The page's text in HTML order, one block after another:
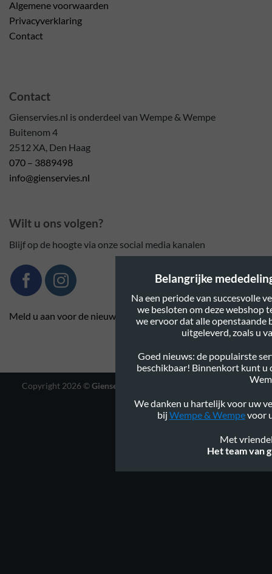
Algemene voorwaarden
Privacyverklaring
Contact
Contact
Gienservies.nl is onderdeel van Wempe & Wempe
Buitenom 4
2512 XA, Den Haag
070 – 3889498
info@gienservies.nl
Wilt u ons volgen?
Blijf op de hoogte via onze social media kanalen
Meld u aan voor de nieuwsbrief
Copyright 2026 ©Gienservies.nl
Design
Belangrijke
Na een periode van succesvolle
we besloten om deze webshop
we ervoor dat alle openstaande
uitgeleverd, zoals u
Goed nieuws: de populairste
beschikbaar! Binnenkort kunt u
We danken u hartelijk voor uw
bij Wempe & Wempevoor
Met
Het team van